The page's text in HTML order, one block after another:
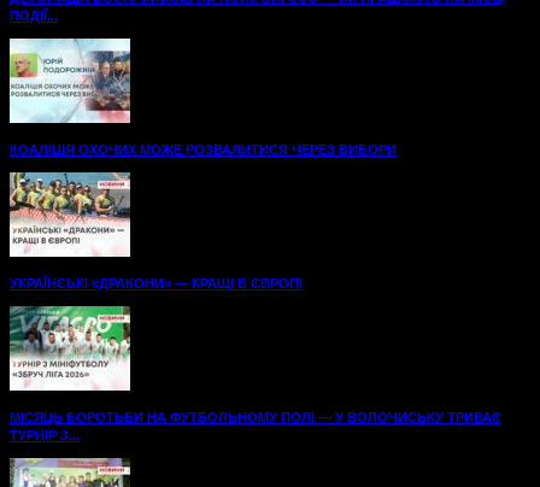
ПОДІЇ...
КОАЛІЦІЯ ОХОЧИХ МОЖЕ РОЗВАЛИТИСЯ ЧЕРЕЗ ВИБОРИ
УКРАЇНСЬКІ «ДРАКОНИ» — КРАЩІ В ЄВРОПІ
МІСЯЦЬ БОРОТЬБИ НА ФУТБОЛЬНОМУ ПОЛІ — У ВОЛОЧИСЬКУ ТРИВАЄ
ТУРНІР З...